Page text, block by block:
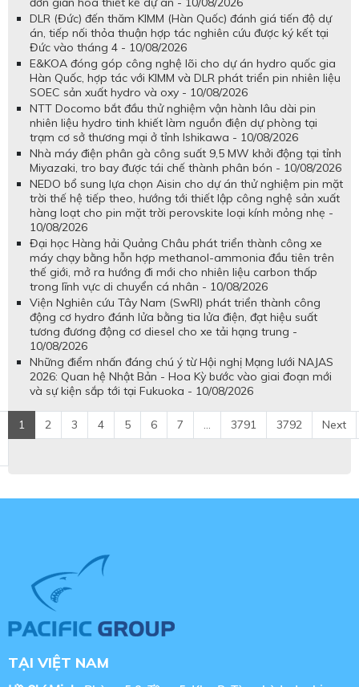
DLR (Đức) đến thăm KIMM (Hàn Quốc) đánh giá tiến độ dự
án, tiếp nối thỏa thuận hợp tác nghiên cứu được ký kết tại
Đức vào tháng 4 - 10/08/2026
E&KOA đóng góp công nghệ lõi cho dự án hydro quốc gia
Hàn Quốc, hợp tác với KIMM và DLR phát triển pin nhiên liệu
SOEC sản xuất hydro và oxy - 10/08/2026
NTT Docomo bắt đầu thử nghiệm vận hành lâu dài pin
nhiên liệu hydro tinh khiết làm nguồn điện dự phòng tại
trạm cơ sở thương mại ở tỉnh Ishikawa - 10/08/2026
Nhà máy điện phân gà công suất 9,5 MW khởi động tại tỉnh
Miyazaki, tro bay được tái chế thành phân bón - 10/08/2026
NEDO bổ sung lựa chọn Aisin cho dự án thử nghiệm pin mặt
trời thế hệ tiếp theo, hướng tới thiết lập công nghệ sản xuất
hàng loạt cho pin mặt trời perovskite loại kính mỏng nhẹ -
10/08/2026
Đại học Hàng hải Quảng Châu phát triển thành công xe
máy chạy bằng hỗn hợp methanol-ammonia đầu tiên trên
thế giới, mở ra hướng đi mới cho nhiên liệu carbon thấp
trong lĩnh vực di chuyển cá nhân - 10/08/2026
Viện Nghiên cứu Tây Nam (SwRI) phát triển thành công
động cơ hydro đánh lửa bằng tia lửa điện, đạt hiệu suất
tương đương động cơ diesel cho xe tải hạng trung -
10/08/2026
Những điểm nhấn đáng chú ý từ Hội nghị Mạng lưới NAJAS
2026: Quan hệ Nhật Bản - Hoa Kỳ bước vào giai đoạn mới
và sự kiện sắp tới tại Fukuoka - 10/08/2026
1 2 3 4 5 6 7 ... 3791 3792 Next
TẠI VIỆT NAM